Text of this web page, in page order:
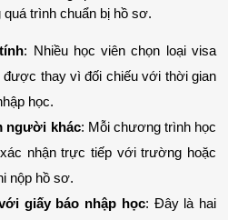
trình chuẩn bị hồ sơ.
: Nhiều học viên chọn loại visa
được thay vì đối chiếu với thời gian
học.
người khác: Mỗi chương trình học
nhận trực tiếp với trường hoặc
nộp hồ sơ.
giấy báo nhập học: Đây là hai